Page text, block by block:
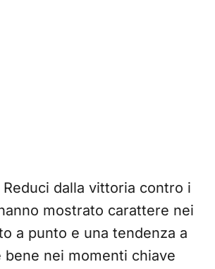
Reduci dalla vittoria contro i
mostrato carattere nei
a punto e una tendenza a
bene nei momenti chiave